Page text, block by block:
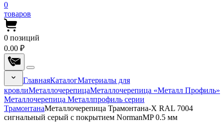
0
товаров
0 позиций
0.00 ₽
ГлавнаяКаталогМатериалы для
кровлиМеталлочерепицаМеталлочерепица «Металл Профиль»
Металлочерепица Металлпрофиль серии
ТрамонтанаМеталлочерепица Трамонтана-X RAL 7004
сигнальный серый с покрытием NormanMP 0.5 мм